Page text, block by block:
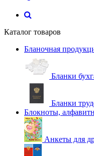
Каталог товаров
Бланочная
Бланки
Бланки
Блокноты,
Анкеты для